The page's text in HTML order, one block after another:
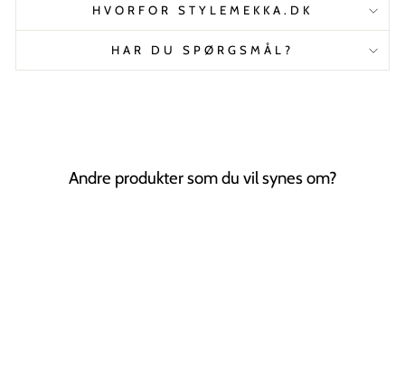
HVORFOR STYLEMEKKA.DK
HAR DU SPØRGSMÅL?
Andre produkter som du vil synes om?